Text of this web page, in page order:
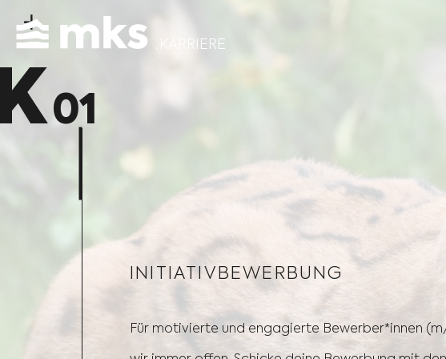
content
. KARRIERE
01
INITIATIVBEWERBUNG
Für motivierte und engagierte Bewerber*innen